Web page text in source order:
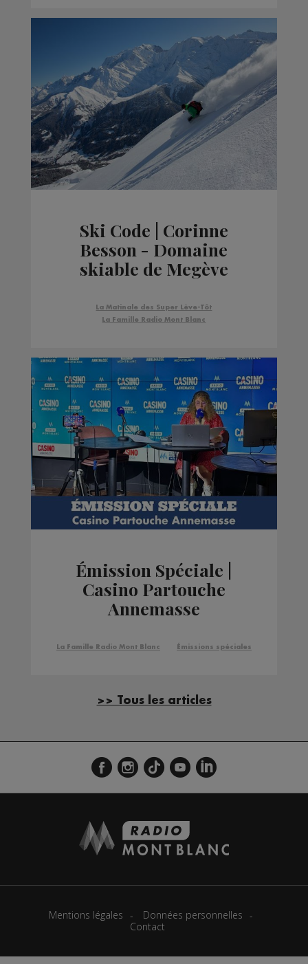
Ski Code | Corinne
Besson - Domaine
skiable de Megève
La Matinale des Super Lève-Tôt
La Famille Radio Mont Blanc
Émission Spéciale |
Casino Partouche
Annemasse
La Famille Radio Mont Blanc Émissions spéciales
>> Tous les articles
Mentions légales
Données personnelles
Contact